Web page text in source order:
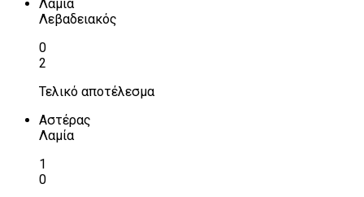
Λαμία
Λεβαδειακός
0
2
Τελικό αποτέλεσμα
Αστέρας
Λαμία
1
0